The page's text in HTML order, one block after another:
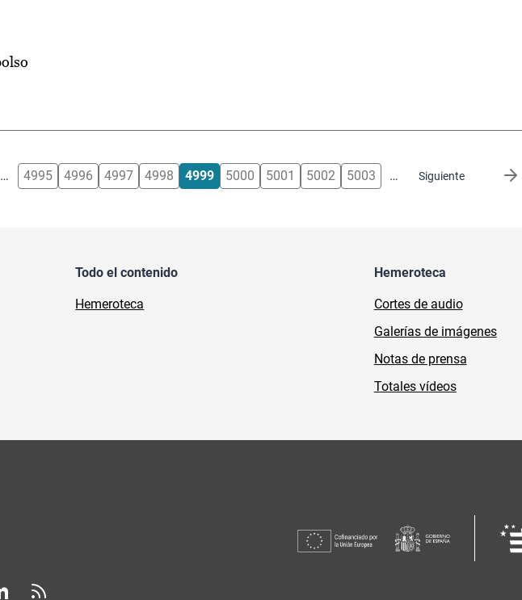
… 4995 4996 4997 4998 4999 5000 5001 5002 5003 … Siguiente
Siguiente página
Todo el contenido
Hemeroteca
Hemeroteca
Cortes de audio
Galerías de imágenes
Notas de prensa
Totales vídeos